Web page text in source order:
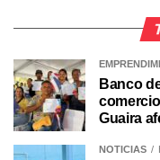
Banco
Guaira
NOTICIAS